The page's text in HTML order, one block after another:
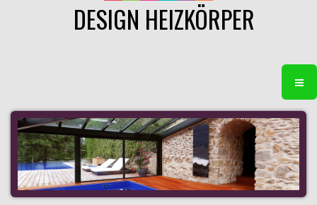
DESIGN HEIZKÖRPER